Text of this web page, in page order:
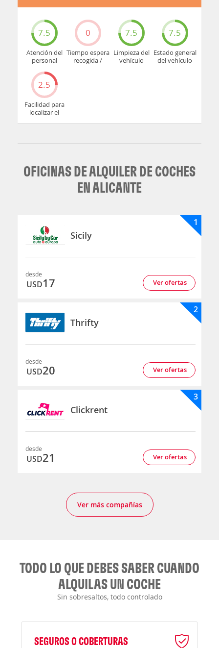
7.5
Atención del
personal
0
Tiempo espera
recogida /
7.5
Limpieza del
vehículo
7.5
Estado general
del vehículo
2.5
Facilidad para
localizar el
OFICINAS DE ALQUILER DE COCHES
EN ALICANTE
Sicily
1
desde
USD17 Ver ofertas
Thrifty
2
desde
USD20 Ver ofertas
Clickrent
3
desde
USD21 Ver ofertas
Ver más compañías
TODO LO QUE DEBES SABER CUANDO
ALQUILAS UN COCHE
Sin sobresaltos, todo controlado
SEGUROS O COBERTURAS